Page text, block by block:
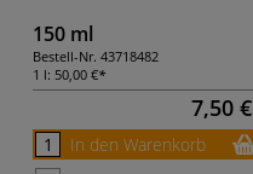
150 ml
Bestell-Nr. 43718482
1 l: 50,00 €
7,50 €
In den Warenkorb